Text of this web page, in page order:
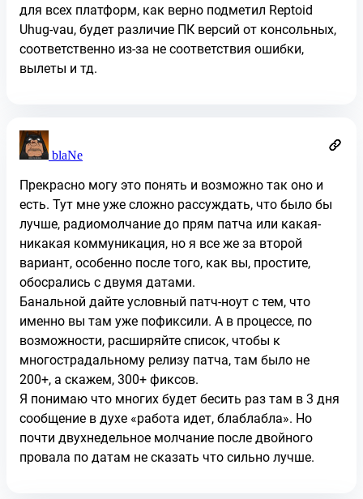
для всех платформ, как верно подметил Reptoid
Uhug-vau, будет различие ПК версий от консольных,
соответственно из-за не соответствия ошибки,
вылеты и тд.
blaNe
Прекрасно могу это понять и возможно так оно и
есть. Тут мне уже сложно рассуждать, что было бы
лучше, радиомолчание до прям патча или какая-
никакая коммуникация, но я все же за второй
вариант, особенно после того, как вы, простите,
обосрались с двумя датами.
Банальной дайте условный патч-ноут с тем, что
именно вы там уже пофиксили. А в процессе, по
возможности, расширяйте список, чтобы к
многострадальному релизу патча, там было не
200+, а скажем, 300+ фиксов.
Я понимаю что многих будет бесить раз там в 3 дня
сообщение в духе «работа идет, блаблабла». Но
почти двухнедельное молчание после двойного
провала по датам не сказать что сильно лучше.